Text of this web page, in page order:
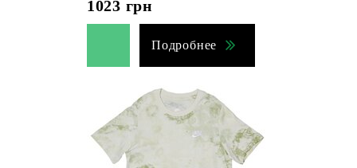
1023 грн
Подробнее